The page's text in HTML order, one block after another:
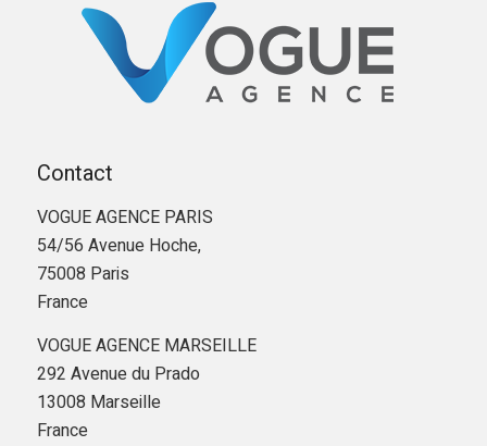
Contact
VOGUE AGENCE PARIS
54/56 Avenue Hoche,
75008 Paris
France
VOGUE AGENCE MARSEILLE
292 Avenue du Prado
13008 Marseille
France